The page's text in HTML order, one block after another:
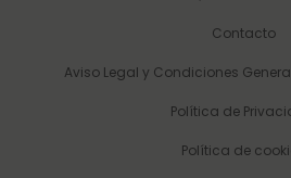
Contacto
Aviso Legal y Condiciones
Política de
Política de